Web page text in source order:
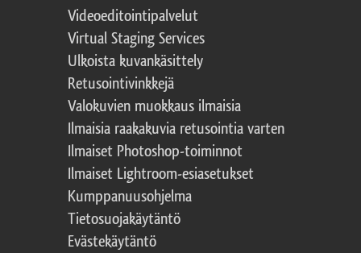
Videoeditointipalvelut
Virtual Staging Services
Ulkoista kuvankäsittely
Retusointivinkkejä
Valokuvien muokkaus ilmaisia
Ilmaisia raakakuvia retusointia varten
Ilmaiset Photoshop-toiminnot
Ilmaiset Lightroom-esiasetukset
Kumppanuusohjelma
Tietosuojakäytäntö
Evästekäytäntö